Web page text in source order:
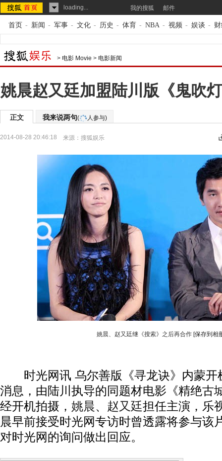
loading... 我的搜狐 邮件
首页 - 新闻 - 军事 - 文化 - 历史 - 体育 - NBA - 视频 - 娱谈 -
> 电影 Movie > 电影新闻
姚晨赵又廷加盟陆川版《鬼吹
正文 我来说两句( 人参与)
2014-08-28 20:46:18 来源： 搜狐娱乐
姚晨、赵又廷继《搜索》之后再合作 [保存到相
时光网讯 乌尔善版《寻龙诀》内蒙开
消息，由陆川执导的同题材电影《精绝古
经开机拍摄， 姚晨、 赵又廷担任主演，乐
晨早前接受时光网专访时曾透露将参与该
对时光网的询问做出回应。